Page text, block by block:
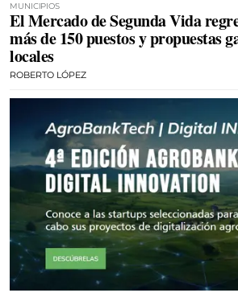
MUNICIPIOS
El Mercado de Segunda Vida
más de 150 puestos y propuestas
locales
ROBERTO LÓPEZ